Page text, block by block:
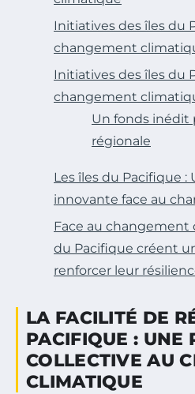
Initiatives des îles du
changement
Initiatives des îles du
changement
Un fonds inédit
régionale
Les îles du Pacifique :
innovante face au
Face au changement
du Pacifique créent
renforcer leur
LA FACILITÉ DE
PACIFIQUE : UNE
COLLECTIVE AU
CLIMATIQUE